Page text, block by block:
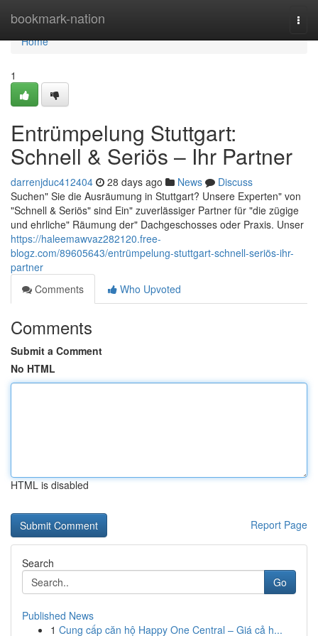
bookmark-nation
Home
Home
1
Entrümpelung Stuttgart:
Schnell & Seriös – Ihr Partner
darrenjduc412404 28 days ago News
Discuss
Suchen" Sie die Ausräumung in Stuttgart? Unsere Experten" von
"Schnell & Seriös" sind Ein" zuverlässiger Partner für "die zügige
und ehrliche" Räumung der" Dachgeschosses oder Praxis. Unser
https://haleemawvaz282120.free-
blogz.com/89605643/entrümpelung-stuttgart-schnell-seriös-ihr-
partner
Comments
Who Upvoted
Comments
Submit a Comment
No HTML
HTML is disabled
Report Page
Search
Go
Published News
1 Cung cấp căn hộ Happy One Central – Giá cả h...